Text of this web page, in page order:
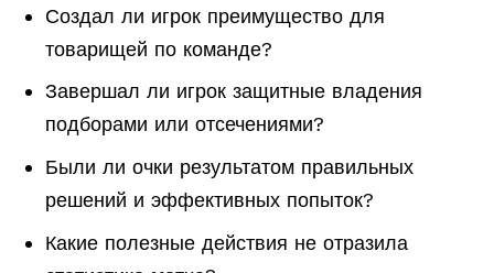
Создал ли игрок преимущество для
товарищей по команде?
Завершал ли игрок защитные владения
подборами или отсечениями?
Были ли очки результатом правильных
решений и эффективных попыток?
Какие полезные действия не отразила